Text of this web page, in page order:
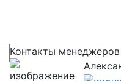
Контакты